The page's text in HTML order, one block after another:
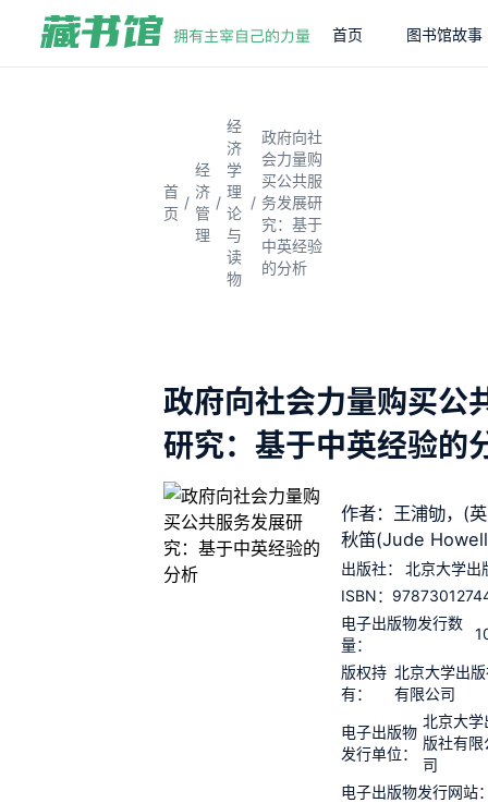
首页 图书馆故事
首
页
/
经
济
管
理
/
经
济
学
理
论
与
读
物
/
政府向社
会力量购
买公共服
务发展研
究：基于
中英经验
的分析
政府向社会力量购买公
研究：基于中英经验的
作者：王浦劬，(
秋笛(Jude
出版社：
北京大学出
ISBN：
电子出版物发行数
量：
版权持
有：
北京大学出
有限公司
电子出版物
发行单位：
北京大学
版社有限
司
电子出版物发行网站